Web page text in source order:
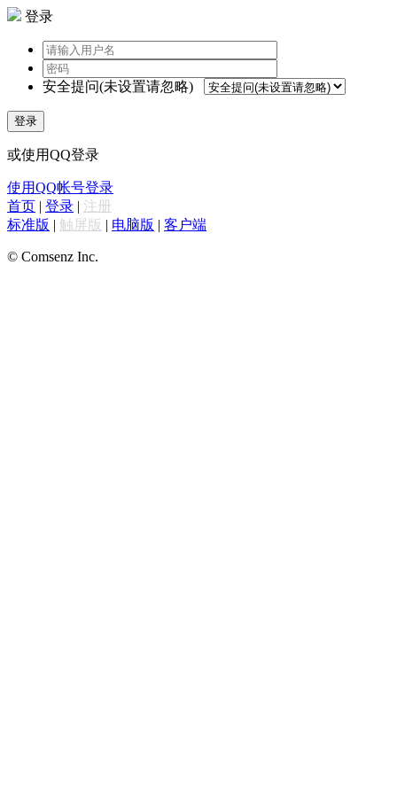
登录
安全提问(未设置请忽略)
登录
或使用QQ登录
使用QQ帐号登录
首页 | 登录 | 注册
标准版 | 触屏版 | 电脑版 | 客户端
© Comsenz Inc.